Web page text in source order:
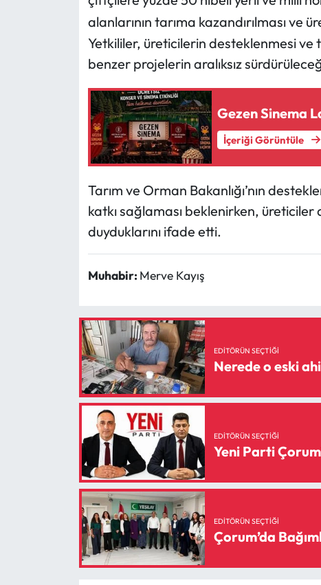
alanlarının tarıma kazandırılması ve
Yetkililer, üreticilerin desteklenmesi ve
benzer projelerin aralıksız
Gezen Sinema
İçeriği Görüntüle
Tarım ve Orman Bakanlığı’nın
katkı sağlaması beklenirken,
duyduklarını ifade etti.
Muhabir: Merve Kayış
EDITÖRÜN SEÇTIĞI
Nerede o eski
EDITÖRÜN SEÇTIĞI
Yeni Parti
EDITÖRÜN SEÇTIĞI
Çorum’da
Mecitözü Haberleri
Oğuzlar Haberleri
Ortaköy Haberleri
Osmancık Haberleri
Resmi İlan
Resmi Reklam
Sungurlu Haberleri
Uğurludağ Haberleri
Yayla Haber
Yemek Tarifleri